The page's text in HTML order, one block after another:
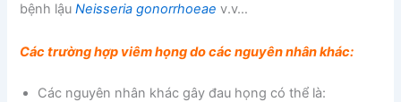
bệnh lậuNeisseria gonorrhoeae v.v…
Các trường hợp viêm họng do các nguyên nhân khác:
Các nguyên nhân khác gây đau họng có thể là: